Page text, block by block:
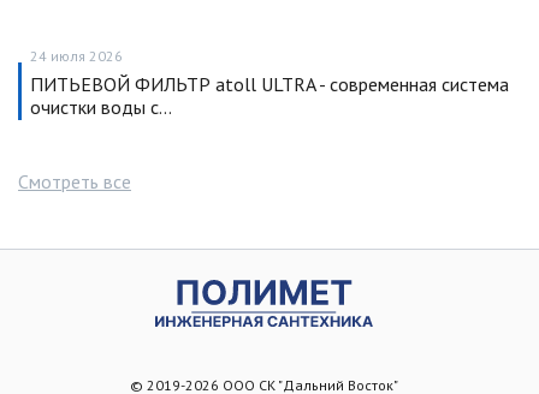
24 июля 2026
ПИТЬЕВОЙ ФИЛЬТР atoll ULTRA - современная система
очистки воды с…
Смотреть все
© 2019-2026 ООО СК "Дальний Восток"